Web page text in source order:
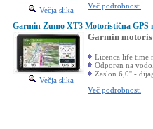
Večja slika
Več podrobnosti
Garmin Zumo XT3 Motoristična GPS
Večja slika
Garmin
Licenca life time
Odporen na
Zaslon 6,0'' -
Več podrobnosti